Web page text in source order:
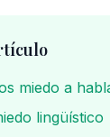
miedo a
lingüístico